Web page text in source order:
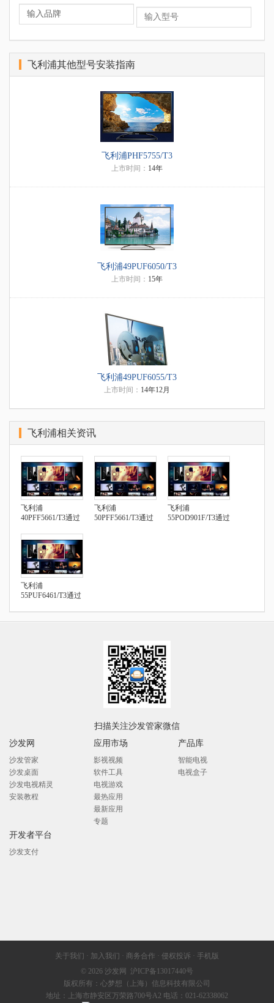
飞利浦其他型号安装指南
飞利浦PHF5755/T3
上市时间： 14年
飞利浦49PUF6050/T3
上市时间： 15年
飞利浦49PUF6055/T3
上市时间： 14年12月
飞利浦相关资讯
飞利浦
40PFF5661/T3通过
飞利浦
50PFF5661/T3通过
飞利浦
55POD901F/T3通过
飞利浦
55PUF6461/T3通过
扫描关注沙发管家微信
沙发网
沙发管家
沙发桌面
沙发电视精灵
安装教程
应用市场
影视视频
软件工具
电视游戏
最热应用
最新应用
专题
产品库
智能电视
电视盒子
开发者平台
沙发支付
关于我们 · 加入我们 · 商务合作 · 侵权投诉 · 手机版
© 2026 沙发网
沪ICP备13017440号
版权所有：心梦想（上海）信息科技有限公司
地址：上海市静安区万荣路700号A2 电话：021-62338062